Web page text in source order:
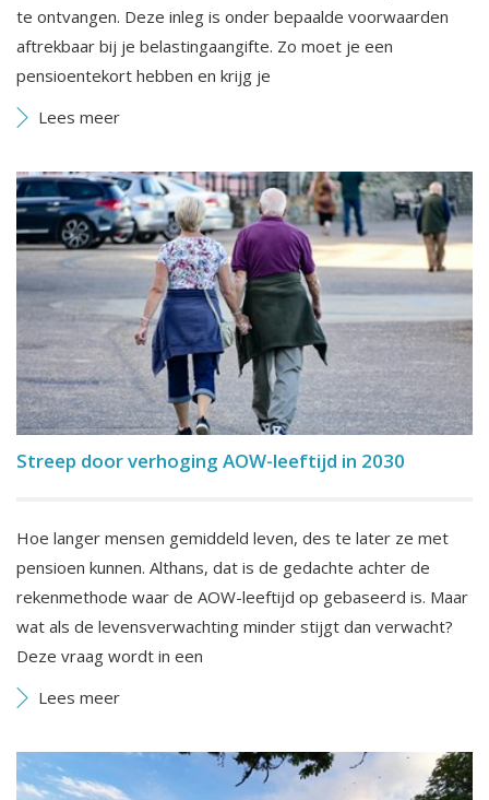
te ontvangen. Deze inleg is onder bepaalde voorwaarden
aftrekbaar bij je belastingaangifte. Zo moet je een
pensioentekort hebben en krijg je
Lees meer
Streep door verhoging AOW-leeftijd in 2030
Hoe langer mensen gemiddeld leven, des te later ze met
pensioen kunnen. Althans, dat is de gedachte achter de
rekenmethode waar de AOW-leeftijd op gebaseerd is. Maar
wat als de levensverwachting minder stijgt dan verwacht?
Deze vraag wordt in een
Lees meer